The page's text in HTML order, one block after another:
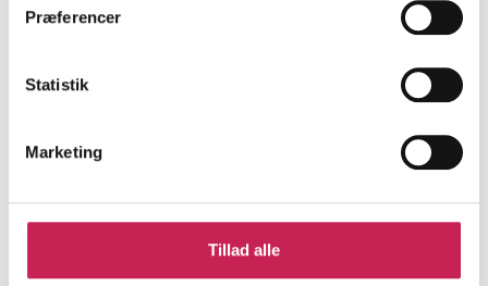
Præferencer
Statistik
Marketing
Tillad alle
Læs mere
frafald og manglende behandlingseffekt hos
traumatiserede flygtninge
FORSKNING
Margit Kriegbaum